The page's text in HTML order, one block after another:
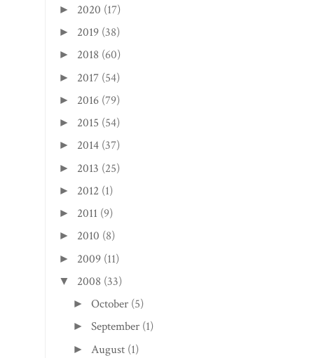
► 2020 (17)
► 2019 (38)
► 2018 (60)
► 2017 (54)
► 2016 (79)
► 2015 (54)
► 2014 (37)
► 2013 (25)
► 2012 (1)
► 2011 (9)
► 2010 (8)
► 2009 (11)
▼ 2008 (33)
►October (5)
►September (1)
► August (1)